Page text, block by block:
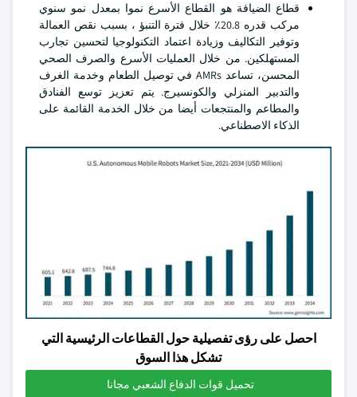
قطاع الضيافة هو القطاع الأسرع نموا بمعدل نمو سنوي
مركب قدره 20.8٪ خلال فترة التنبؤ ، بسبب نقص العمالة
وتوفير التكاليف وزيادة اعتماد التكنولوجيا لتحسين تجارب
المستهلكين. من خلال العمليات الأسرع والصرف الصحي
المحسن، تساعد AMRs في توصيل الطعام وخدمة الغرف
والتدبير المنزلي والكونسيرج. يتم تعزيز توسع الفنادق
والمطاعم والمنتجعات أيضا من خلال الخدمة القائمة على
الذكاء الاصطناعي.
احصل على رؤى تفصيلية حول القطاعات الرئيسية التي
تشكل هذا السوق
تحميل قوات الدفاع الشعبي مجانا